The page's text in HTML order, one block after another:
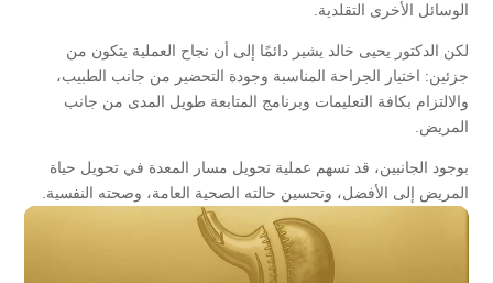
الوسائل الأخرى التقلدية.
لكن الدكتور يحيى خالد يشير دائمًا إلى أن نجاح العملية يتكون من
جزئين: اختيار الجراحة المناسبة وجودة التحضير من جانب الطبيب،
والالتزام بكافة التعليمات وبرنامج المتابعة طويل المدى من جانب
المريض.
بوجود الجانبين، قد تسهم عملية تحويل مسار المعدة في تحويل حياة
المريض إلى الأفضل، وتحسين حالته الصحية العامة، وصحته النفسية.